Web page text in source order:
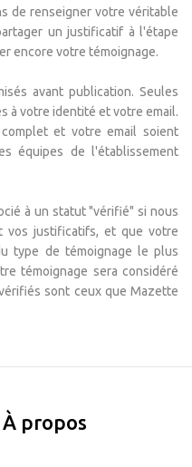
de renseigner votre véritable
un justificatif à l'étape
encore votre témoignage.
avant publication. Seules
à votre identité et votre email.
et votre email soient
équipes de l'établissement
à un statut "vérifié" si nous
vos justificatifs, et que votre
type de témoignage le plus
témoignage sera considéré
sont ceux que Mazette
À propos